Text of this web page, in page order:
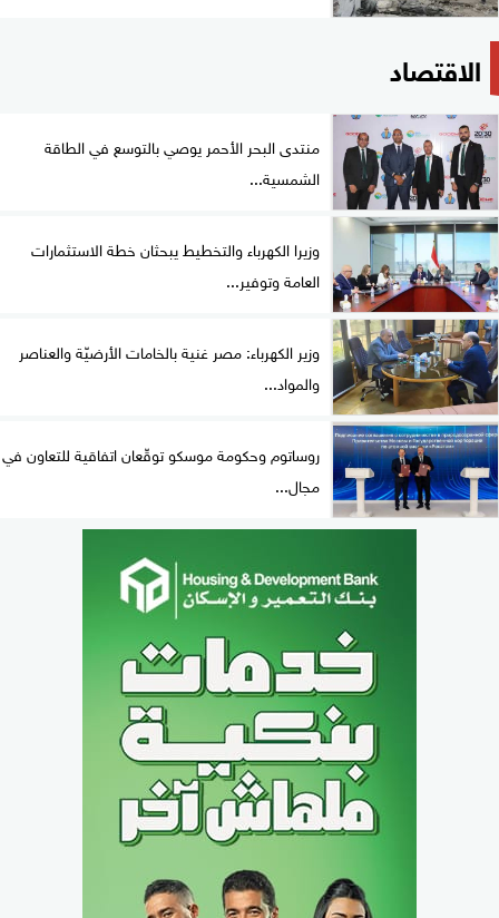
الاقتصاد
منتدى البحر الأحمر يوصي بالتوسع في الطاقة
الشمسية...
وزيرا الكهرباء والتخطيط يبحثان خطة الاستثمارات
العامة وتوفير...
وزير الكهرباء: مصر غنية بالخامات الأرضيّة والعناصر
والمواد...
روساتوم وحكومة موسكو توقّعان اتفاقية للتعاون في
مجال...